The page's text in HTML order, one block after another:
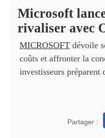
Microsoft
rivaliser avec
MICROSOFT dévoile
coûts et affronter la
investisseurs préparent
Partager :